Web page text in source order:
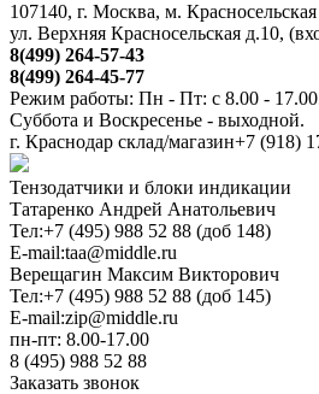
107140, г. Москва, м. Красносельская
ул. Верхняя Красносельская д.10,
8(499) 264-57-43
8(499) 264-45-77
Режим работы: Пн - Пт: с 8.00 -
Суббота и Воскресенье - выходной.
г. Краснодар склад/магазин+7 (918)
Тензодатчики и блоки индикации
Татаренко Андрей Анатольевич
Тел:+7 (495) 988 52 88 (доб 148)
E-mail:taa@middle.ru
Верещагин Максим Викторович
Тел:+7 (495) 988 52 88 (доб 145)
E-mail:zip@middle.ru
пн-пт: 8.00-17.00
8 (495) 988 52 88
Заказать звонок